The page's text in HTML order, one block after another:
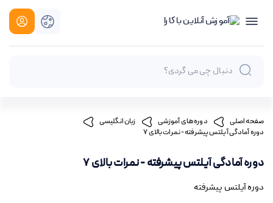
صفحه اصلی دوره های آموزشی
زبان انگلیسی
دوره آمادگی آیلتس پیشرفته - نمرات بالای ۷
دوره آمادگی آیلتس پیشرفته - نمرات بالای ۷
دوره آیلتس پیشرفته